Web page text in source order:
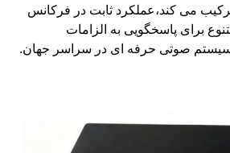
می کند،عملکرد ثابت در فرکانس
برای پاسخگویی به الزامات
سیستم صوتی حرفه ای در سراسر جهان.